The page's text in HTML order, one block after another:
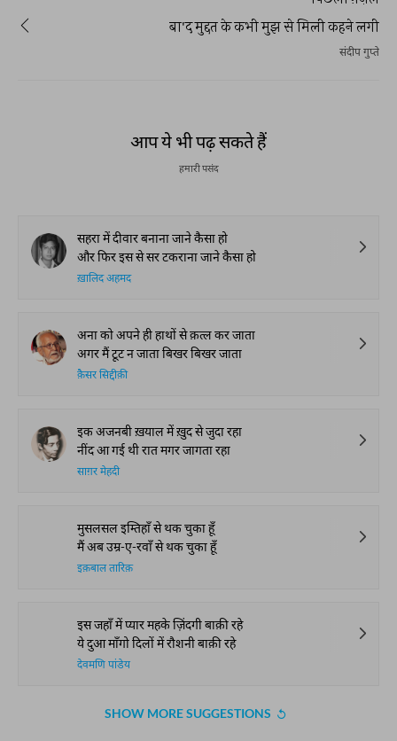
बा'द मुद्दत के कभी मुझ से मिली कहने लगी
संदीप गुप्ते
आप ये भी पढ़ सकते हैं
हमारी पसंद
सहरा में दीवार बनाना जाने कैसा हो
और फिर इस से सर टकराना जाने कैसा हो
ख़ालिद अहमद
अना को अपने ही हाथों से क़त्ल कर जाता
अगर मैं टूट न जाता बिखर बिखर जाता
क़ैसर सिद्दीक़ी
इक अजनबी ख़याल में ख़ुद से जुदा रहा
नींद आ गई थी रात मगर जागता रहा
साग़र मेहदी
मुसलसल इम्तिहाँ से थक चुका हूँ
मैं अब उम्र-ए-रवाँ से थक चुका हूँ
इक़बाल तारिक़
इस जहाँ में प्यार महके ज़िंदगी बाक़ी रहे
ये दुआ माँगो दिलों में रौशनी बाक़ी रहे
देवमणि पांडेय
SHOW MORE SUGGESTIONS